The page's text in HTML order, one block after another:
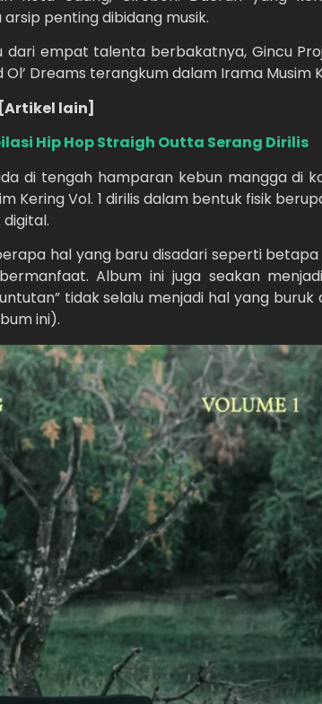
penting dibidang musik.
dari empat talenta berbakatnya, Gincu
Dreams terangkum dalam Irama Musim
[Artikel lain]
Hip Hop Straigh Outta Serang Dirilis
di tengah hamparan kebun mangga di
Kering Vol. 1 dirilis dalam bentuk fisik
hal yang baru disadari seperti
Album ini juga seakan
tidak selalu menjadi hal yang buruk
ini).